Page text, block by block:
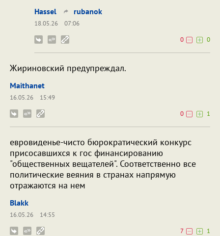
Hassel rubanok
18.05.26
07:06
0
0
Жириновский предупреждал.
Maithanet
16.05.26
15:49
0
1
евровиденье-чисто бюрократический конкурс
присосавшихся к гос финансированию
"общественных вещателей". Соответственно все
политические веяния в странах напрямую
отражаются на нем
Blakk
16.05.26
14:55
7
1